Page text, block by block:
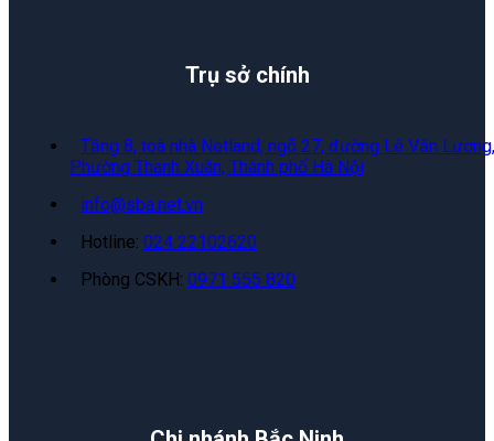
Trụ sở chính
Tầng 8, toà nhà Netland, ngõ 27, đường Lê Văn Lương,
Phường Thanh Xuân, Thành phố Hà Nội
info@sba.net.vn
Hotline: 024 22102620
Phòng CSKH: 0971 555 820